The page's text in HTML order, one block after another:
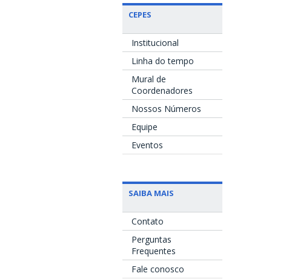
CEPES
Institucional
Linha do tempo
Mural de
Coordenadores
Nossos Números
Equipe
Eventos
SAIBA MAIS
Contato
Perguntas
Frequentes
Fale conosco